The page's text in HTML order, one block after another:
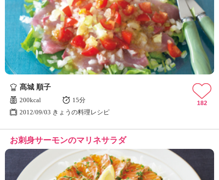
髙城 順子
200kcal
15分
2012/09/03 きょうの料理レシピ
182
お刺身サーモンのマリネサラダ